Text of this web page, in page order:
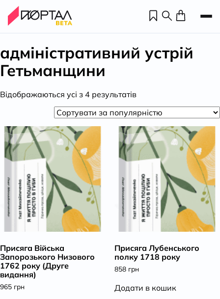
адміністративний устрій
Гетьманщини
Відображаються усі з 4 результатівВідсортовано
популярністю
Присяга Війська
Запорозького Низового
1762 року (Друге
видання)
965 грн
Присяга Лубенського
полку 1718 року
858 грн
Додати в кошик